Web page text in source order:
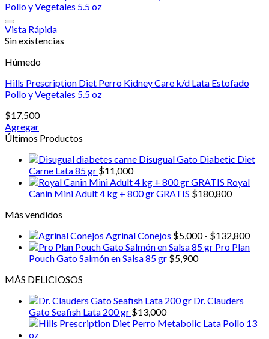
Vista Rápida
Sin existencias
Húmedo
Hills Prescription Diet Perro Kidney Care k/d Lata Estofado
Pollo y Vegetales 5.5 oz
$17,500
Agregar
Últimos Productos
Disugual Gato Diabetic Diet
Carne Lata 85 gr $11,000
Royal
Canin Mini Adult 4 kg + 800 gr GRATIS $180,800
Más vendidos
Agrinal Conejos $5,000 - $132,800
de
Pro Plan
Pouch Gato Salmón en Salsa 85 gr $5,900
MÁS DELICIOSOS
Dr. Clauders
Gato Seafish Lata 200 gr $13,000